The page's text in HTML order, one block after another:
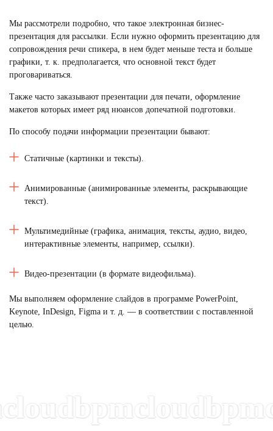
Мы рассмотрели подробно, что такое электронная бизнес-
презентация для рассылки. Если нужно оформить презентацию для
сопровождения речи спикера, в нем будет меньше теста и больше
графики, т. к. предполагается, что основной текст будет
проговариваться.
Также часто заказывают презентации для печати, оформление
макетов которых имеет ряд нюансов допечатной подготовки.
По способу подачи информации презентации бывают:
Статичные (картинки и тексты).
Анимированные (анимированные элементы, раскрывающие
текст).
Мультимедийные (графика, анимация, тексты, аудио, видео,
интерактивные элементы, например, ссылки).
Видео-презентации (в формате видеофильма).
Мы выполняем оформление слайдов в программе PowerPoint,
Keynote, InDesign, Figma и т. д. — в соответствии с поставленной
целью.